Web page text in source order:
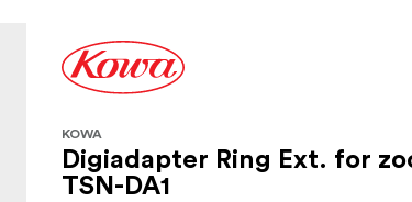
KOWA
Digiadapter Ring Ext. for
TSN-DA1